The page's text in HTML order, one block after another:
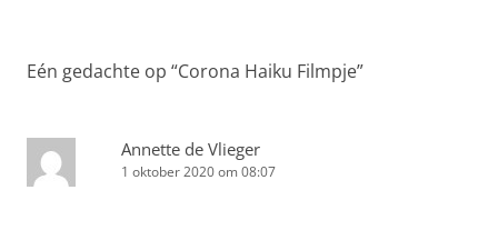
Eén gedachte op “Corona Haiku Filmpje”
Annette de Vlieger
1 oktober 2020 om 08:07